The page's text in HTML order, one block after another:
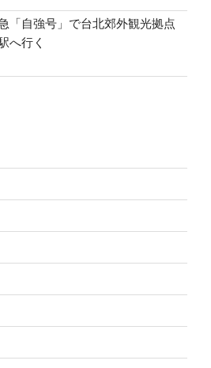
「自強号」で台北郊外観光拠点
へ行く